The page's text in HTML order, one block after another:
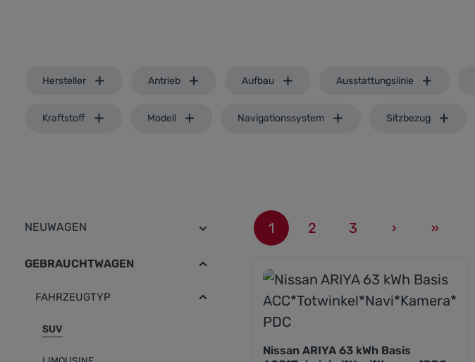
Hersteller Antrieb Aufbau Ausstattungslinie
Kraftstoff Modell Navigationssystem Sitzbezug
NEUWAGEN
GEBRAUCHTWAGEN
FAHRZEUGTYP
SUV
Seite
1
Seite
2
Seite
3
Nissan ARIYA 63 kWh Basis